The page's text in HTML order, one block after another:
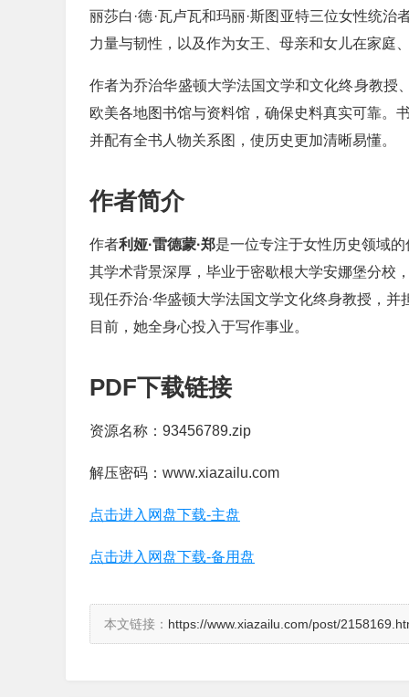
丽莎白·德·瓦卢瓦和玛丽·斯图亚特三位女性统
力量与韧性，以及作为女王、母亲和女儿在家庭
作者为乔治华盛顿大学法国文学和文化终身教授
欧美各地图书馆与资料馆，确保史料真实可靠。
并配有全书人物关系图，使历史更加清晰易懂。
作者简介
作者利娅·雷德蒙·郑是一位专注于女性历史领域
其学术背景深厚，毕业于密歇根大学安娜堡分校
现任乔治·华盛顿大学法国文学文化终身教授，
目前，她全身心投入于写作事业。
PDF下载链接
资源名称：93456789.zip
解压密码：www.xiazailu.com
点击进入网盘下载-主盘
点击进入网盘下载-备用盘
本文链接： https://www.xiazailu.com/post/